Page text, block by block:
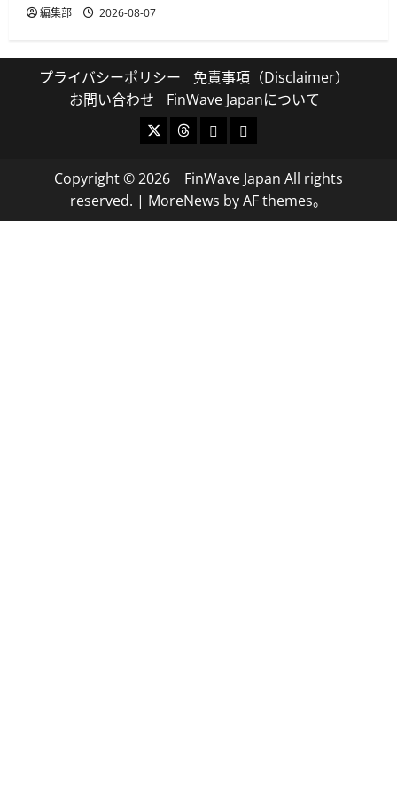
編集部 2026-08-07
プライバシーポリシー
免責事項（Disclaimer）
お問い合わせ
FinWave Japanについて
X ThreadsBlueskyMastodon
Copyright © 2026 FinWave Japan All rights
reserved. | MoreNews by AF themes。